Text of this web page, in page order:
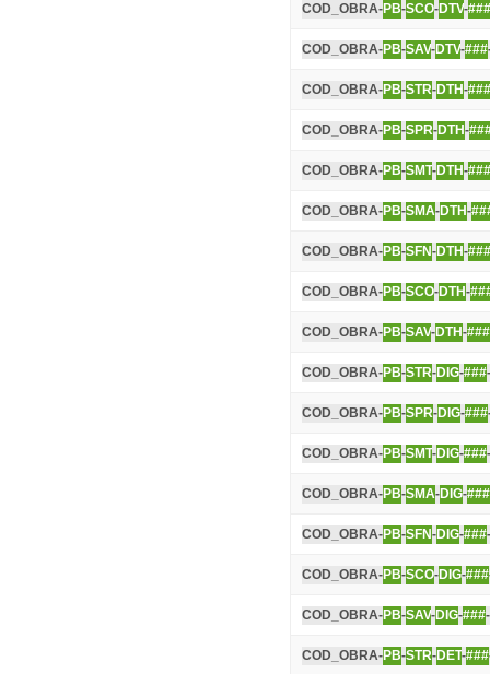
COD_OBRA-PB-SCO-DTV-###
COD_OBRA-PB-SAV-DTV-###
COD_OBRA-PB-STR-DTH-###
COD_OBRA-PB-SPR-DTH-
COD_OBRA-PB-SMT-DTH-###
COD_OBRA-PB-SMA-DTH-
COD_OBRA-PB-SFN-DTH-###
COD_OBRA-PB-SCO-DTH-
COD_OBRA-PB-SAV-DTH-###
COD_OBRA-PB-STR-DIG-###
COD_OBRA-PB-SPR-DIG-###
COD_OBRA-PB-SMT-DIG-###
COD_OBRA-PB-SMA-DIG-###
COD_OBRA-PB-SFN-DIG-###
COD_OBRA-PB-SCO-DIG-###
COD_OBRA-PB-SAV-DIG-###
COD_OBRA-PB-STR-DET-###